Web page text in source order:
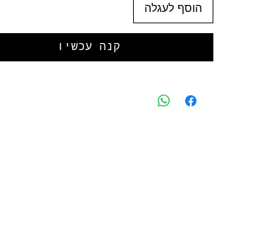
הוסף לעגלה
קנה עכשיו